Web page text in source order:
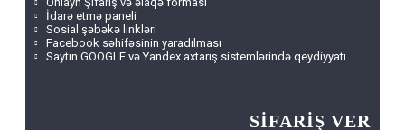
İdarə etmə paneli
Sosial şəbəkə linkləri
Facebook səhifəsinin yaradılması
Saytın GOOGLE və Yandex axtarış sistemlərində qeydiyyatı
SİFARİŞ VER